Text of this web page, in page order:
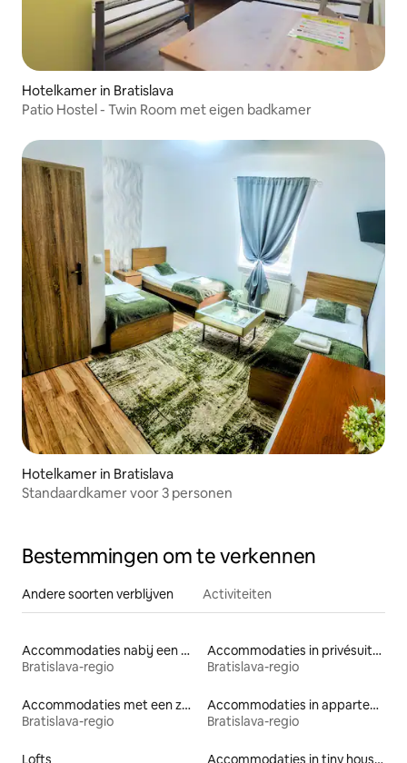
Hotelkamer in Bratislava
Patio Hostel - Twin Room met eigen badkamer
Hotelkamer in Bratislava
Standaardkamer voor 3 personen
Bestemmingen om te verkennen
Andere soorten verblijven Activiteiten
Accommodaties nabij een meer
Bratislava-regio
Accommodaties in privésuites
Bratislava-regio
Accommodaties met een zwembad
Bratislava-regio
Accommodaties in appartementen met diensten
Bratislava-regio
Lofts Accommodaties in tiny houses